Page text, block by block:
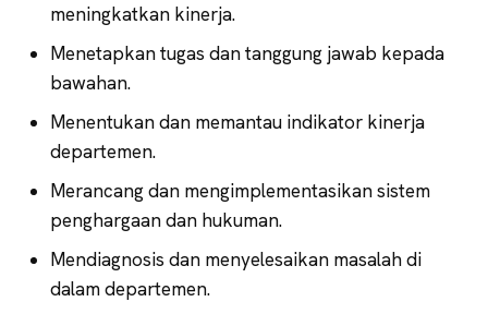
meningkatkan kinerja.
Menetapkan tugas dan tanggung jawab kepada
bawahan.
Menentukan dan memantau indikator kinerja
departemen.
Merancang dan mengimplementasikan sistem
penghargaan dan hukuman.
Mendiagnosis dan menyelesaikan masalah di
dalam departemen.